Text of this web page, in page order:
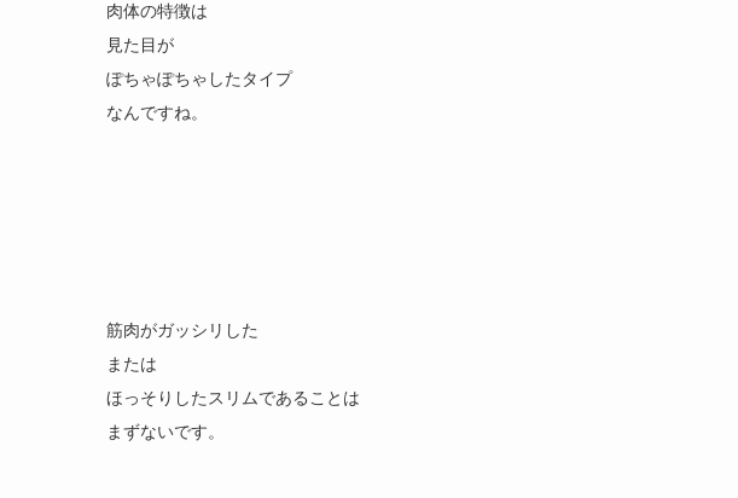
肉体の特徴は
見た目が
ぽちゃぽちゃしたタイプ
なんですね。
筋肉がガッシリした
または
ほっそりしたスリムであることは
まずないです。